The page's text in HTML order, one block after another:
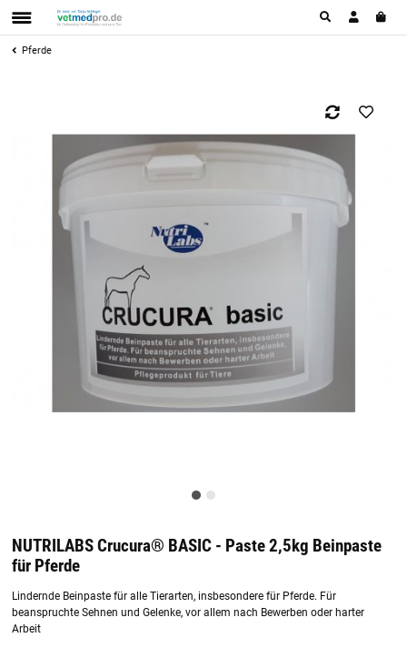
Pferde
NUTRILABS Crucura® BASIC - Paste 2,5kg Beinpaste
für Pferde
Lindernde Beinpaste für alle Tierarten, insbesondere für Pferde. Für
beanspruchte Sehnen und Gelenke, vor allem nach Bewerben oder harter
Arbeit